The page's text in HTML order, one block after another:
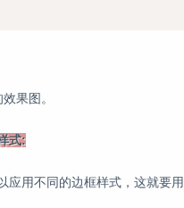
果图。
式:
用不同的边框样式，这就要用